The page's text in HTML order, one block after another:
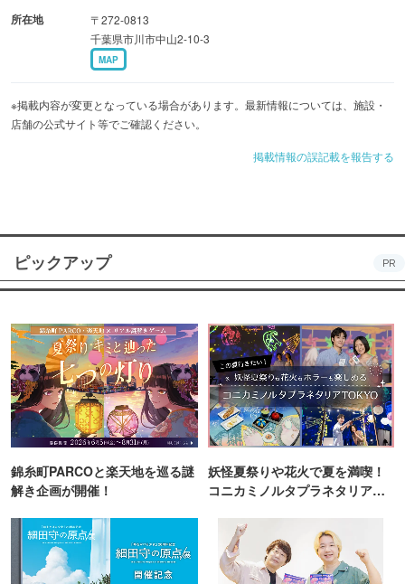
所在地
〒272-0813
千葉県市川市中山2-10-3
MAP
※掲載内容が変更となっている場合があります。最新情報については、施設・
店舗の公式サイト等でご確認ください。
掲載情報の誤記載を報告する
ピックアップ PR
錦糸町PARCOと楽天地を巡る謎
解き企画が開催！
妖怪夏祭りや花火で夏を満喫！
コニカミノルタプラネタリア